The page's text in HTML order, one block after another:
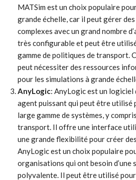
MATSim est un choix populaire
grande échelle, car il peut gérer
complexes avec un grand nombre
très configurable et peut être
gamme de politiques de transport.
peut nécessiter des ressources
pour les simulations à grande
AnyLogic: AnyLogic est un
agent puissant qui peut être utilisé
large gamme de systèmes, y
transport. Il offre une interface
une grande flexibilité pour créer
AnyLogic est un choix populaire
organisations qui ont besoin d’une
polyvalente. Il peut être utilisé